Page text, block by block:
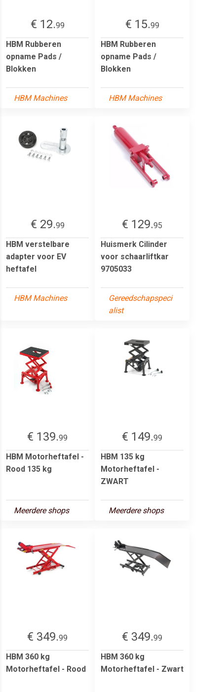
€ 12.99
HBM Rubberen
opname Pads /
Blokken
HBM Machines
€ 15.99
HBM Rubberen
opname Pads /
Blokken
HBM Machines
€ 29.99
HBM verstelbare
adapter voor EV
heftafel
HBM Machines
€ 129.95
Huismerk Cilinder
voor schaarliftkar
9705033
Gereedschapspeci
alist
€ 139.99
HBM Motorheftafel -
Rood 135 kg
Meerdere shops
€ 149.99
HBM 135 kg
Motorheftafel -
ZWART
Meerdere shops
€ 349.99
HBM 360 kg
Motorheftafel - Rood
€ 349.99
HBM 360 kg
Motorheftafel - Zwart